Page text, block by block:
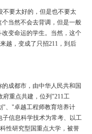
要太好的，但是也不要太
当然不会去背调，但是一般
变命运的学生。当然，这个
越，变成了只招211，到后
成都市，由中华人民共和国
府重点共建，位列"211工
"、"卓越工程师教育培养计
信息科学技术为常考、以工
性研究型国重点大学，被誉